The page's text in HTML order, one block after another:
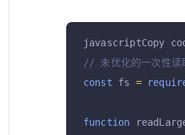
javascriptCopy
// 未优化的一次性读
const fs =
function